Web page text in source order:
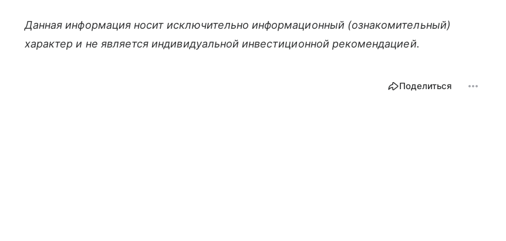
Данная информация носит исключительно информационный (ознакомительный)
характер и не является индивидуальной инвестиционной рекомендацией.
Поделиться